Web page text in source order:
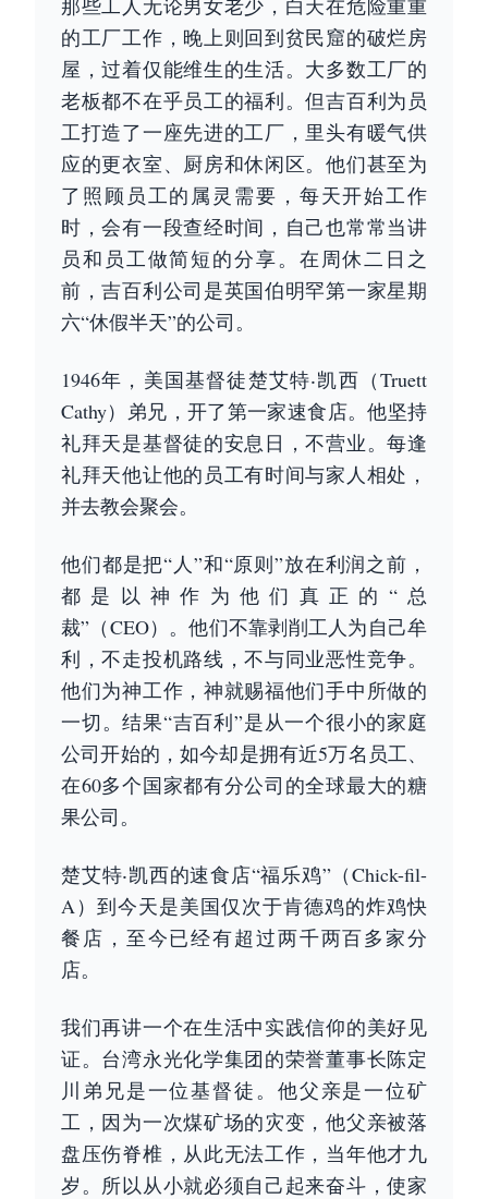
那些工人无论男女老少，白天在危险重重
的工厂工作，晚上则回到贫民窟的破烂房
屋，过着仅能维生的生活。大多数工厂的
老板都不在乎员工的福利。但吉百利为员
工打造了一座先进的工厂，里头有暖气供
应的更衣室、厨房和休闲区。他们甚至为
了照顾员工的属灵需要，每天开始工作
时，会有一段查经时间，自己也常常当讲
员和员工做简短的分享。在周休二日之
前，吉百利公司是英国伯明罕第一家星期
六“休假半天”的公司。
1946年，美国基督徒楚艾特‧凯西（Truett
Cathy）弟兄，开了第一家速食店。他坚持
礼拜天是基督徒的安息日，不营业。每逢
礼拜天他让他的员工有时间与家人相处，
并去教会聚会。
他们都是把“人”和“原则”放在利润之前，
都是以神作为他们真正的“总
裁”（CEO）。他们不靠剥削工人为自己牟
利，不走投机路线，不与同业恶性竞争。
他们为神工作，神就赐福他们手中所做的
一切。结果“吉百利”是从一个很小的家庭
公司开始的，如今却是拥有近5万名员工、
在60多个国家都有分公司的全球最大的糖
果公司。
楚艾特‧凯西的速食店“福乐鸡”（Chick-fil-
A）到今天是美国仅次于肯德鸡的炸鸡快
餐店，至今已经有超过两千两百多家分
店。
我们再讲一个在生活中实践信仰的美好见
证。台湾永光化学集团的荣誉董事长陈定
川弟兄是一位基督徒。他父亲是一位矿
工，因为一次煤矿场的灾变，他父亲被落
盘压伤脊椎，从此无法工作，当年他才九
岁。所以从小就必须自己起来奋斗，使家